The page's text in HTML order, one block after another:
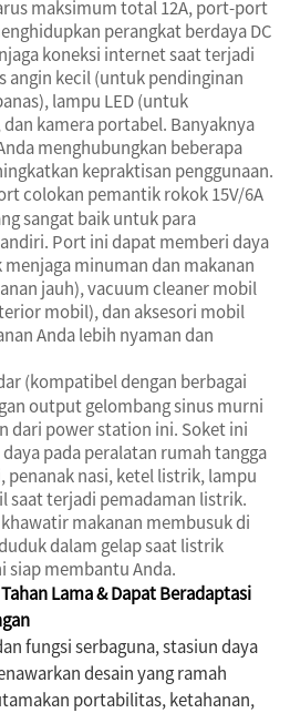
maksimum total 12A, port-port
perangkat berdaya DC
koneksi internet saat terjadi
angin kecil (untuk pendinginan
lampu LED (untuk
kamera portabel. Banyaknya
menghubungkan beberapa
kepraktisan penggunaan.
colokan pemantik rokok 15V/6A
sangat baik untuk para
Port ini dapat memberi daya
minuman dan makanan
jauh), vacuum cleaner mobil
mobil), dan aksesori mobil
Anda lebih nyaman dan
(kompatibel dengan berbagai
output gelombang sinus murni
dari power station ini. Soket ini
pada peralatan rumah tangga
penanak nasi, ketel listrik, lampu
saat terjadi pemadaman listrik.
makanan membusuk di
dalam gelap saat listrik
membantu Anda.
Lama & Dapat Beradaptasi
fungsi serbaguna, stasiun daya
desain yang ramah
portabilitas, ketahanan,